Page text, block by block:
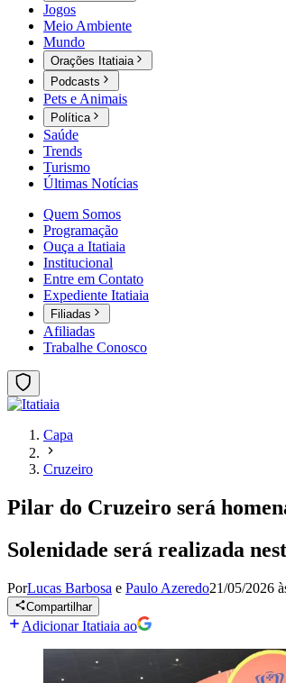
Jogos
Meio Ambiente
Mundo
Orações Itatiaia
Podcasts
Pets e Animais
Política
Saúde
Trends
Turismo
Últimas Notícias
Quem Somos
Programação
Ouça a Itatiaia
Institucional
Entre em Contato
Expediente Itatiaia
Filiadas
Afiliadas
Trabalhe Conosco
Capa
Cruzeiro
Pilar do Cruzeiro será
Solenidade será realizada
PorLucas Barbosa e Paulo Azeredo21/05/2026
Compartilhar
Adicionar Itatiaia ao